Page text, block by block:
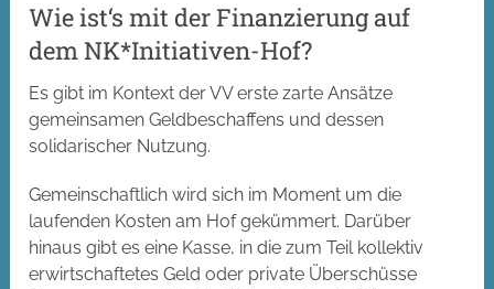
Wie ist‘s mit der Finanzierung auf
dem NK*Initiativen-Hof?
Es gibt im Kontext der VV erste zarte Ansätze
gemeinsamen Geldbeschaffens und dessen
solidarischer Nutzung.
Gemeinschaftlich wird sich im Moment um die
laufenden Kosten am Hof gekümmert. Darüber
hinaus gibt es eine Kasse, in die zum Teil kollektiv
erwirtschaftetes Geld oder private Überschüsse